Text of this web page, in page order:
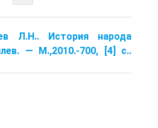
Л.Н.. История народа
— M.,2010.-700, [4] с..